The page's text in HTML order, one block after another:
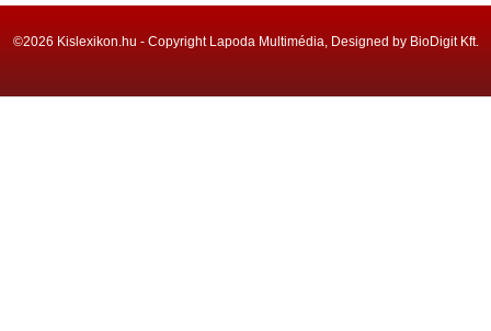
©2026 Kislexikon.hu - Copyright Lapoda Multimédia, Designed by BioDigit Kft.